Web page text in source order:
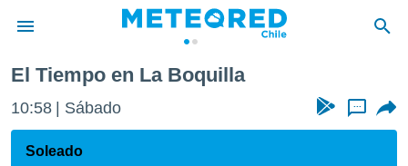
de
por
El Tiempo en La Boquilla
10:58 Sábado ...
Soleado